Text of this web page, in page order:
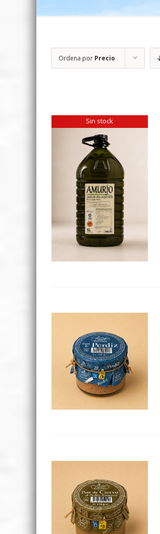
Ordena por Precio
Sin stock